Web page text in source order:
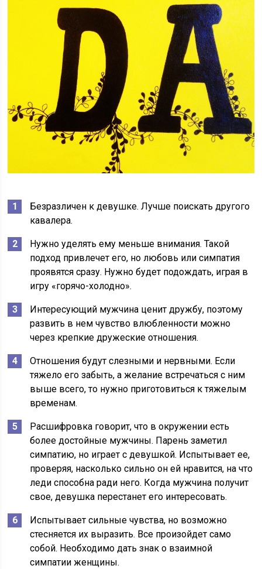
Безразличен к девушке. Лучше поискать другого
кавалера.
Нужно уделять ему меньше внимания. Такой
подход привлечет его, но любовь или симпатия
проявятся сразу. Нужно будет подождать, играя в
игру «горячо-холодно».
Интересующий мужчина ценит дружбу, поэтому
развить в нем чувство влюбленности можно
через крепкие дружеские отношения.
Отношения будут слезными и нервными. Если
тяжело его забыть, а желание встречаться с ним
выше всего, то нужно приготовиться к тяжелым
временам.
Расшифровка говорит, что в окружении есть
более достойные мужчины. Парень заметил
симпатию, но играет с девушкой. Испытывает ее,
проверяя, насколько сильно он ей нравится, на что
леди способна ради него. Когда мужчина получит
свое, девушка перестанет его интересовать.
Испытывает сильные чувства, но возможно
стесняется их выразить. Все произойдет само
собой. Необходимо дать знак о взаимной
симпатии женщины.